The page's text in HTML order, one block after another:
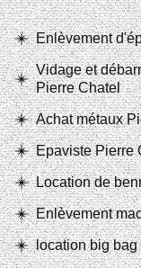
Enlèvement
Vidage et
Pierre Chatel
Achat métaux
Epaviste Pierre
Location de
Enlèvement
location big